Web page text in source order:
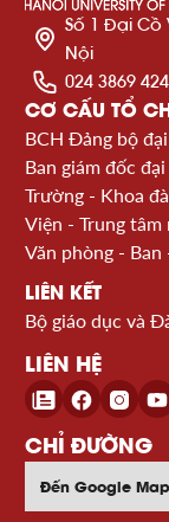
Số 1 Đại Cồ
Nội
024 3869
CƠ CẤU TỔ
BCH Đảng bộ
Ban giám đốc
Trường - Khoa
Viện - Trung tâm
Văn phòng - Ban
LIÊN KẾT
Bộ giáo dục và
LIÊN HỆ
CHỈ ĐƯỜNG
Đến Google Map